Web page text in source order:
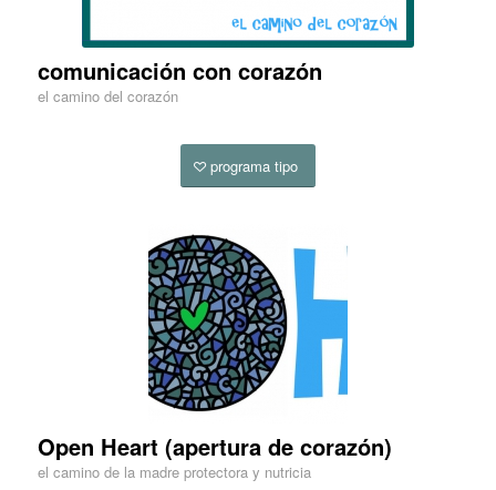
comunicación con corazón
el camino del corazón
programa tipo
Open Heart (apertura de corazón)
el camino de la madre protectora y nutricia